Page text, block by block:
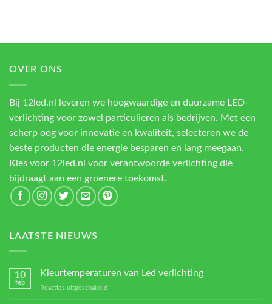
OVER ONS
Bij 12led.nl leveren we hoogwaardige en duurzame LED-
verlichting voor zowel particulieren als bedrijven. Met een
scherp oog voor innovatie en kwaliteit, selecteren we de
beste producten die energie besparen en lang meegaan.
Kies voor 12led.nl voor verantwoorde verlichting die
bijdraagt aan een groenere toekomst.
LAATSTE NIEUWS
10
feb
Kleurtemperaturen van Led verlichting
Reacties uitgeschakeld